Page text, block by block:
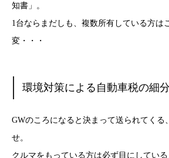
知書」。
1台ならまだしも、複数所有している方は
変・・・
環境対策による自動車税の細
GWのころになると決まって送られてくる
せ。
クルマをもっている方は必ず目にしている